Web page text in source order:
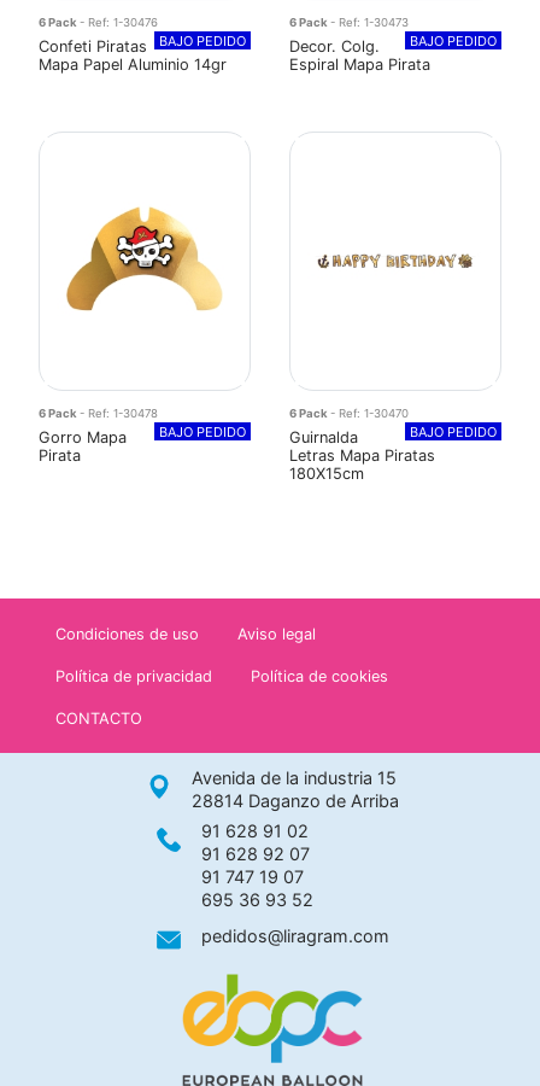
6 Pack - Ref: 1-30476
BAJO PEDIDO
Confeti Piratas
Mapa Papel Aluminio 14gr
6 Pack - Ref: 1-30473
BAJO PEDIDO
Decor. Colg.
Espiral Mapa Pirata
6 Pack- Ref: 1-30478
BAJO PEDIDO
Gorro Mapa
Pirata
6 Pack- Ref: 1-30470
BAJO PEDIDO
Guirnalda
Letras Mapa Piratas
180X15cm
Condiciones de uso Aviso legal
Política de privacidad Política de cookies
CONTACTO
Avenida de la industria 15
28814 Daganzo de Arriba
91 628 91 02
91 628 92 07
91 747 19 07
695 36 93 52
pedidos@liragram.com